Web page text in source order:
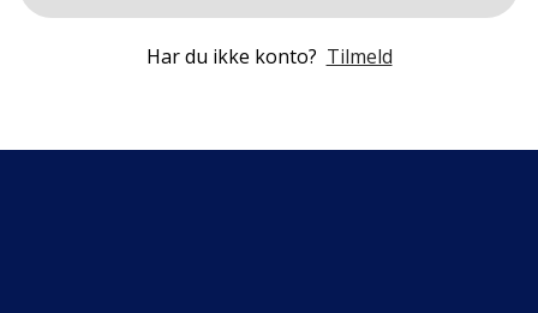
Har du ikke konto? Tilmeld